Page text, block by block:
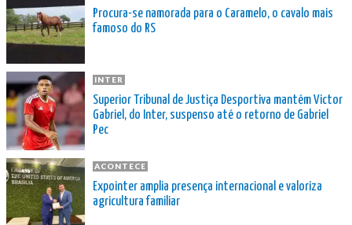
Procura-se namorada para o Caramelo, o cavalo mais
famoso do RS
INTER
Superior Tribunal de Justiça Desportiva mantém Victor
Gabriel, do Inter, suspenso até o retorno de Gabriel
Pec
ACONTECE
Expointer amplia presença internacional e valoriza
agricultura familiar